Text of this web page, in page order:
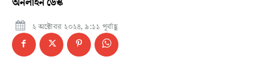
অনলাইন ডেস্ক
২ অক্টোবর ২০২৪, ৯:১১ পূর্বাহ্ণ